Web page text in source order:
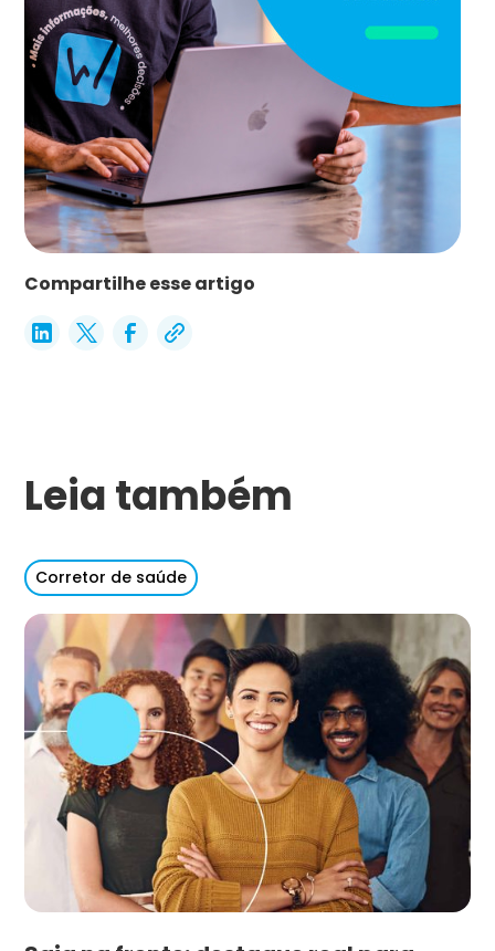
Compartilhe esse artigo
Leia também
Corretor de saúde